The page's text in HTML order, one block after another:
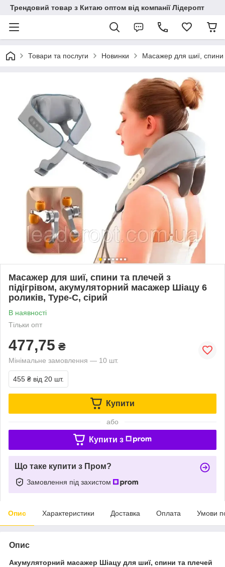
Трендовий товар з Китаю оптом від компанії Лідеропт
Товари та послуги Новинки Масажер для шиї, спини
Масажер для шиї, спини та плечей з
підігрівом, акумуляторний масажер Шіацу 6
роликів, Type-C, сірий
В наявності
Тільки опт
477,75 ₴
Мінімальне замовлення — 10 шт.
455 ₴ від 20 шт.
Купити
або
Купити з
Що таке купити з Пром?
Замовлення під захистом
Опис Характеристики Доставка Оплата Умови
Опис
Акумуляторний масажер Шіацу для шиї, спини та плечей